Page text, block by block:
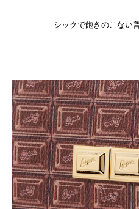
シックで飽きのこない